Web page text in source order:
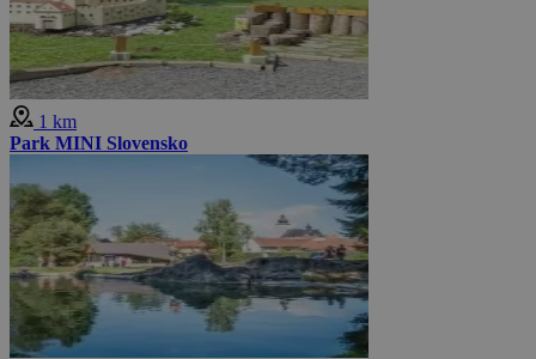
1 km
Park MINI Slovensko